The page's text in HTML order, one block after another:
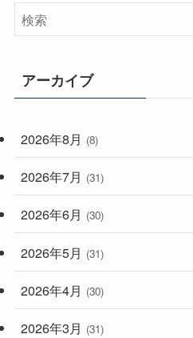
(33)
(248)
アーカイブ
2026年8月 (8)
2026年7月 (31)
2026年6月 (30)
2026年5月 (31)
2026年4月 (30)
2026年3月 (31)